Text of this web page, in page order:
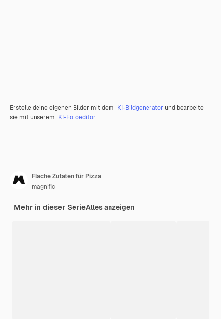
Erstelle deine eigenen Bilder mit dem KI-Bildgenerator und bearbeite
sie mit unserem KI-Fotoeditor.
Flache Zutaten für Pizza
magnific
Mehr in dieser SerieAlles anzeigen